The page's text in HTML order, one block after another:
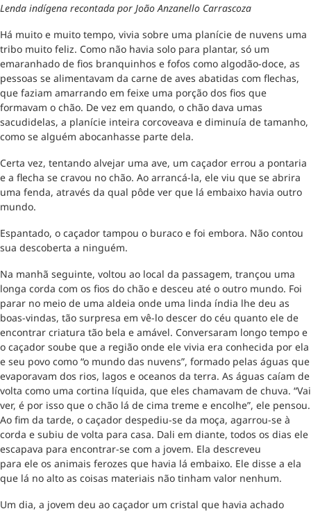
Lenda indígena recontada por João Anzanello Carrascoza
Há muito e muito tempo, vivia sobre uma planície de nuvens uma
tribo muito feliz. Como não havia solo para plantar, só um
emaranhado de fios branquinhos e fofos como algodão-doce, as
pessoas se alimentavam da carne de aves abatidas com flechas,
que faziam amarrando em feixe uma porção dos fios que
formavam o chão. De vez em quando, o chão dava umas
sacudidelas, a planície inteira corcoveava e diminuía de tamanho,
como se alguém abocanhasse parte dela.
Certa vez, tentando alvejar uma ave, um caçador errou a pontaria
e a flecha se cravou no chão. Ao arrancá-la, ele viu que se abrira
uma fenda, através da qual pôde ver que lá embaixo havia outro
mundo.
Espantado, o caçador tampou o buraco e foi embora. Não contou
sua descoberta a ninguém.
Na manhã seguinte, voltou ao local da passagem, trançou uma
longa corda com os fios do chão e desceu até o outro mundo. Foi
parar no meio de uma aldeia onde uma linda índia lhe deu as
boas-vindas, tão surpresa em vê-lo descer do céu quanto ele de
encontrar criatura tão bela e amável. Conversaram longo tempo e
o caçador soube que a região onde ele vivia era conhecida por ela
e seu povo como “o mundo das nuvens”, formado pelas águas que
evaporavam dos rios, lagos e oceanos da terra. As águas caíam de
volta como uma cortina líquida, que eles chamavam de chuva. “Vai
ver, é por isso que o chão lá de cima treme e encolhe”, ele pensou.
Ao fim da tarde, o caçador despediu-se da moça, agarrou-se à
corda e subiu de volta para casa. Dali em diante, todos os dias ele
escapava para encontrar-se com a jovem. Ela descreveu
para ele os animais ferozes que havia lá embaixo. Ele disse a ela
que lá no alto as coisas materiais não tinham valor nenhum.
Um dia, a jovem deu ao caçador um cristal que havia achado